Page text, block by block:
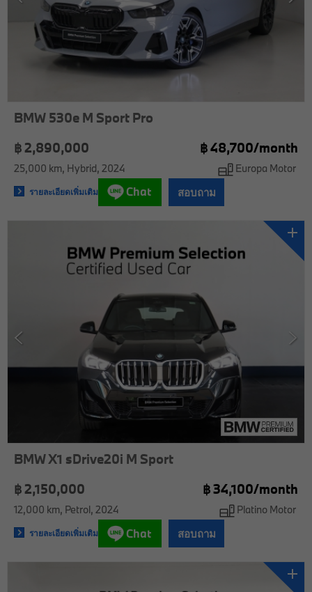
BMW 530e M Sport Pro
฿ 2,890,000
฿48,700/month
25,000 km Hybrid 2024 Europa Motor
รายละเอียดเพิ่มเติม Chat สอบถาม
BMW X1 sDrive20i M Sport
฿ 2,150,000
฿34,100/month
12,000 km Petrol 2024 Platino Motor
รายละเอียดเพิ่มเติม Chat สอบถาม